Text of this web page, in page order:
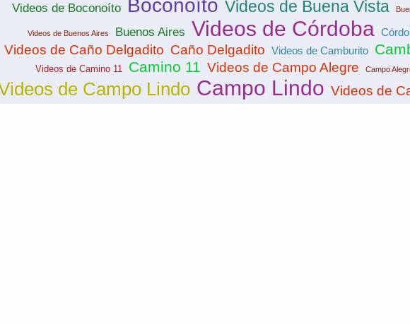
Videos de Boconoíto Boconoíto Videos de Buena Vista
Videos de Buenos Aires Buenos Aires Videos de Córdoba
Videos de Caño Delgadito Caño Delgadito Videos de Camburito
Videos de Camino 11 Camino 11 Videos de Campo Alegre Campo
de Campo Lindo Campo Lindo Videos de